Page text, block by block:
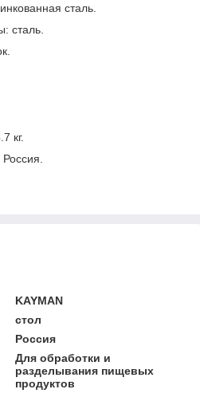
сталь.
сталь.
кг.
Россия.
KAYMAN
стол
Россия
Для обработки и
разделывания пищевых
продуктов